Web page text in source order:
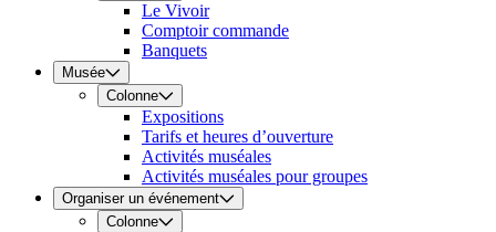
Le Vivoir
Comptoir commande
Banquets
Musée
Colonne
Expositions
Tarifs et heures d’ouverture
Activités muséales
Activités muséales pour groupes
Organiser un événement
Colonne